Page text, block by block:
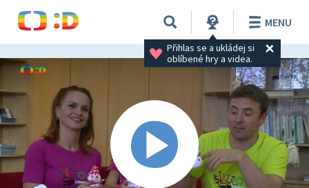
Přihlas se a ukládej si
oblíbené hry a videa.
MENU